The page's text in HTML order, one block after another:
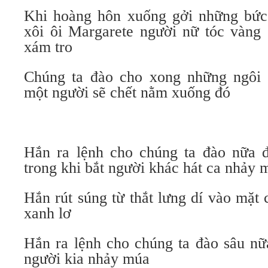
Khi hoàng hôn xuống gởi những
xôi ôi Margarete người nữ tóc vàng
xám tro
Chúng ta đào cho xong những
một người sẽ chết nằm xuống đó
Hắn ra lệnh cho chúng ta đào nữa
trong khi bắt người khác hát ca nhảy
Hắn rút súng từ thắt lưng dí vào mặt
xanh lơ
Hắn ra lệnh cho chúng ta đào sâu
người kia nhảy múa